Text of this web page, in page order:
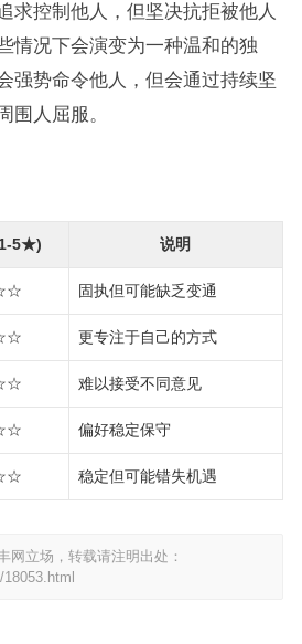
控制他人，但坚决抗拒被他人
情况下会演变为一种温和的独
强势命令他人，但会通过持续坚
围人屈服。
5★) 说明
固执但可能缺乏变通
更专注于自己的方式
难以接受不同意见
偏好稳定保守
稳定但可能错失机遇
网立场，转载请注明出处：